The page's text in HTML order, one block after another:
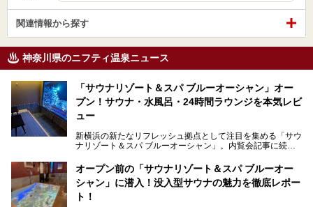
関連情報から探す
神奈川県のニフティ温泉ニュース
「サウナリゾート＆スパ ブルーオーシャン」オー
プン！サウナ・水風呂・24時間ラウンジを本気レビ
ュー
新横浜の新たなリフレッシュ拠点として注目を集める「サウ
ナリゾート＆スパ ブルーオーシャン」。内覧会記事に続
す。サウナや水風呂の気持ちよさはもちろん、リラックスス
ペースの過ごしやすさまで徹底チェック。新横浜エリアで日
常の疲れをリセットしたい人、ライブやスポーツ観戦遠征組
は必見です。
オープン前の「サウナリゾート＆スパ ブルーオー
シャン」に潜入！没入型サウナの魅力を徹底レポー
ト！